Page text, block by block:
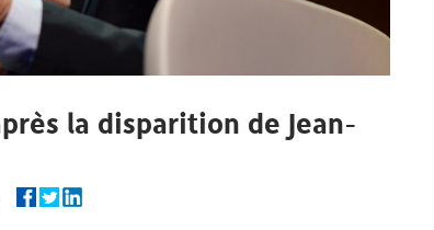
la disparition de Jean-